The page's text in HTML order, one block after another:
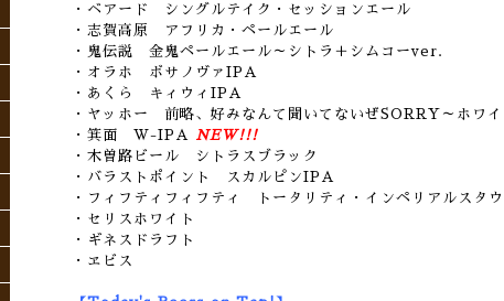
・ベアード シングルテイク・セッションエール
・志賀高原 アフリカ・ペールエール
・鬼伝説 金鬼ペールエール～シトラ＋シムコーver.
・オラホ ボサノヴァIPA
・あくら キィウィIPA
・ヤッホー 前略、好みなんて聞いてないぜSORRY～ホワ
・箕面 W-IPA
NEW!!!
・木曽路ビール シトラスブラック
・バラストポイント スカルピンIPA
・フィフティフィフティ トータリティ・インペリアルスタウ
・セリスホワイト
・ギネスドラフト
・ヱビス